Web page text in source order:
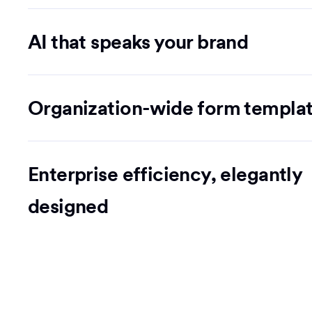
AI that speaks your brand
Organization-wide form
Enterprise efficiency, elegantly
designed